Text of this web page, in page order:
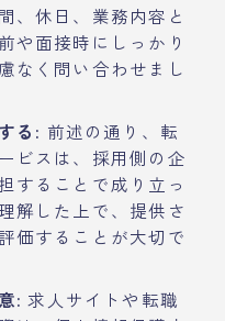
、休日、業務内容と
や面接時にしっかり
なく問い合わせまし
る: 前述の通り、転
ビスは、採用側の企
することで成り立っ
解した上で、提供さ
価することが大切で
: 求人サイトや転職